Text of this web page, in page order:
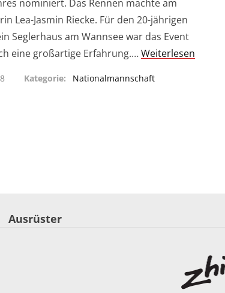
nominiert. Das Rennen machte am
Lea-Jasmin Riecke. Für den 20-jährigen
Seglerhaus am Wannsee war das Event
eine großartige Erfahrung.…Weiterlesen
Kategorie Nationalmannschaft
Ausrüster